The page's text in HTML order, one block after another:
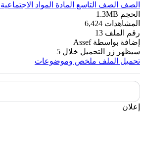
الصف الصف التاسع المادة المواد الاجتماعية
الحجم 1.3MB
المشاهدات 6,424
رقم الملف 13
إضافة بواسطة Assef
سيظهر زر التحميل خلال 5
تحميل الملف ملخص وموضوعات
إعلان